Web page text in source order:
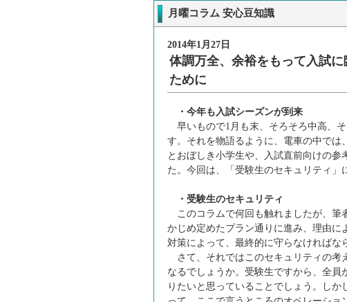
月曜コラム 安心豆知識
2014年1月27日
体調万全、余裕をもって入試
ために
・今年も入試シーズンが到来
早いもので1月も末、そろそろ中高、
す。それを物語るように、電車の中で
とおぼしき小学生や、入試直前向けの
た。今回は、「受験生のセキュリティ」
・受験生のセキュリティ
このコラムで何回も触れましたが、筆
かじめ定めたプラン通りに進み、理由に
対策によって、最終的に守らなければな
さて、それではこのセキュリティの考
なるでしょうか。受験生ですから、全
りたいと思っていることでしょう。し